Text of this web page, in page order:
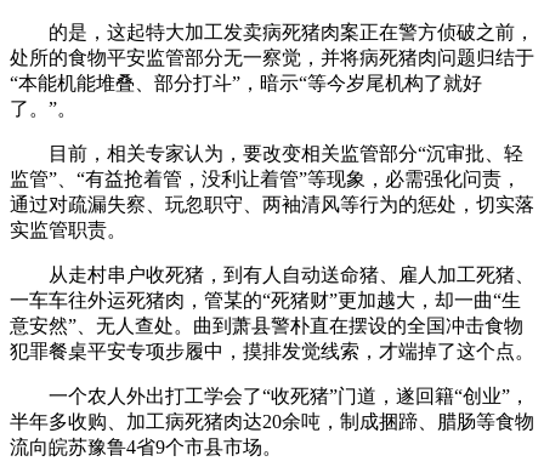
的是，这起特大加工发卖病死猪肉案正在警方侦破之前，
处所的食物平安监管部分无一察觉，并将病死猪肉问题归结于
“本能机能堆叠、部分打斗”，暗示“等今岁尾机构了就好
了。”。
目前，相关专家认为，要改变相关监管部分“沉审批、轻
监管”、“有益抢着管，没利让着管”等现象，必需强化问责，
通过对疏漏失察、玩忽职守、两袖清风等行为的惩处，切实落
实监管职责。
从走村串户收死猪，到有人自动送命猪、雇人加工死猪、
一车车往外运死猪肉，管某的“死猪财”更加越大，却一曲“生
意安然”、无人查处。曲到萧县警朴直在摆设的全国冲击食物
犯罪餐桌平安专项步履中，摸排发觉线索，才端掉了这个点。
一个农人外出打工学会了“收死猪”门道，遂回籍“创业”，
半年多收购、加工病死猪肉达20余吨，制成捆蹄、腊肠等食物
流向皖苏豫鲁4省9个市县市场。